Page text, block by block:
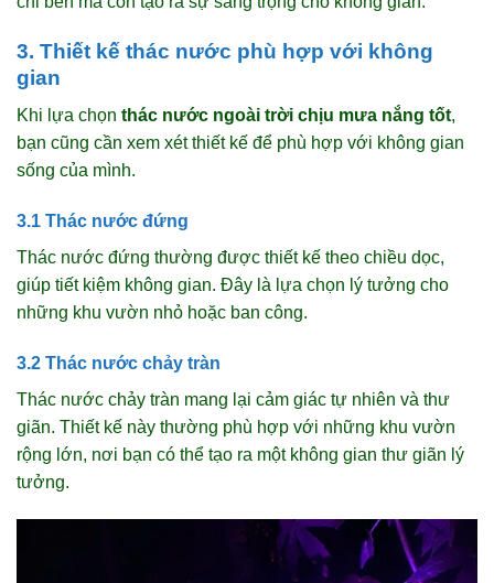
3. Thiết kế thác nước phù hợp với không
gian
Khi lựa chọn thác nước ngoài trời chịu mưa nắng tốt,
bạn cũng cần xem xét thiết kế để phù hợp với không gian
sống của mình.
3.1 Thác nước đứng
Thác nước đứng thường được thiết kế theo chiều dọc,
giúp tiết kiệm không gian. Đây là lựa chọn lý tưởng cho
những khu vườn nhỏ hoặc ban công.
3.2 Thác nước chảy tràn
Thác nước chảy tràn mang lại cảm giác tự nhiên và thư
giãn. Thiết kế này thường phù hợp với những khu vườn
rộng lớn, nơi bạn có thể tạo ra một không gian thư giãn lý
tưởng.